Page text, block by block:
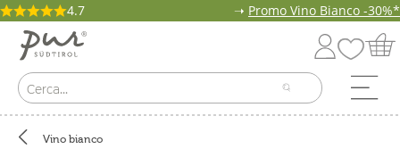
4.7 ➝ Promo Vino Bianco -30%*
Vino bianco